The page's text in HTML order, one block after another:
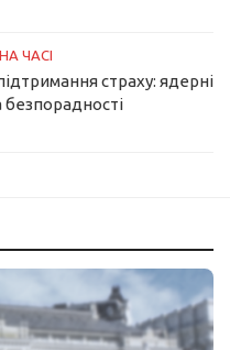
НА ЧАСІ
страху: ядерні
безпорадності